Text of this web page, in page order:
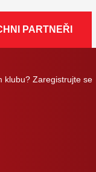
PARTNEŘI
klubu? Zaregistrujte se